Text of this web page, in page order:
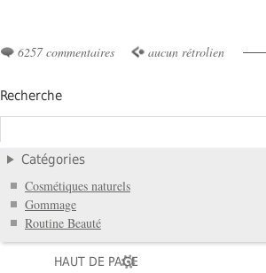
6257 commentaires aucun rétrolien
Recherche
Catégories
Cosmétiques naturels
Gommage
Routine Beauté
HAUT DE PAGE